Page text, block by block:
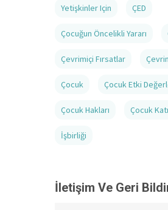
Yetişkinler Için ÇED
Çocuğun Öncelikli Yararı
Çevrimiçi Fırsatlar
Çocuk Çocuk Etki
Çocuk Hakları Çocuk
İşbirliği
İletişim Ve Geri